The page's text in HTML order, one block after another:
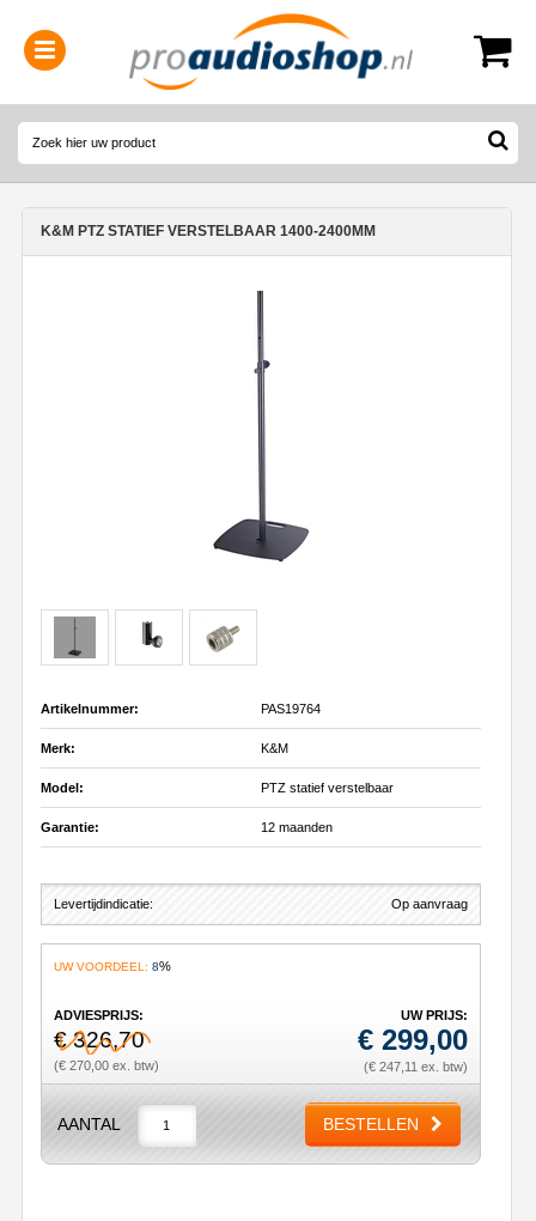
0314-364515
K&M PTZ STATIEF VERSTELBAAR 1400-2400MM
Artikelnummer: PAS19764
Merk: K&M
Model: PTZ statief verstelbaar
Garantie: 12 maanden
Levertijdindicatie: Op aanvraag
UW VOORDEEL: 8%
ADVIESPRIJS:
€ 326,70
(€ 270,00 ex. btw)
UW PRIJS:
€ 299,00
(€ 247,11 ex. btw)
AANTAL BESTELLEN